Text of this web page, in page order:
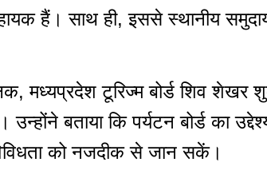
हैं। साथ ही, इससे स्थानीय
मध्यप्रदेश टूरिज्म बोर्ड शिव शेखर
बताया कि पर्यटन बोर्ड का
को नजदीक से जान सकें।